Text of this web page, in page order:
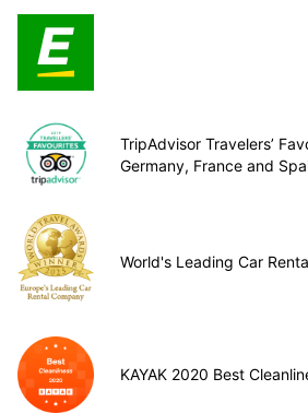
TripAdvisor Travelers’
Germany, France and
World's Leading Car
KAYAK 2020 Best